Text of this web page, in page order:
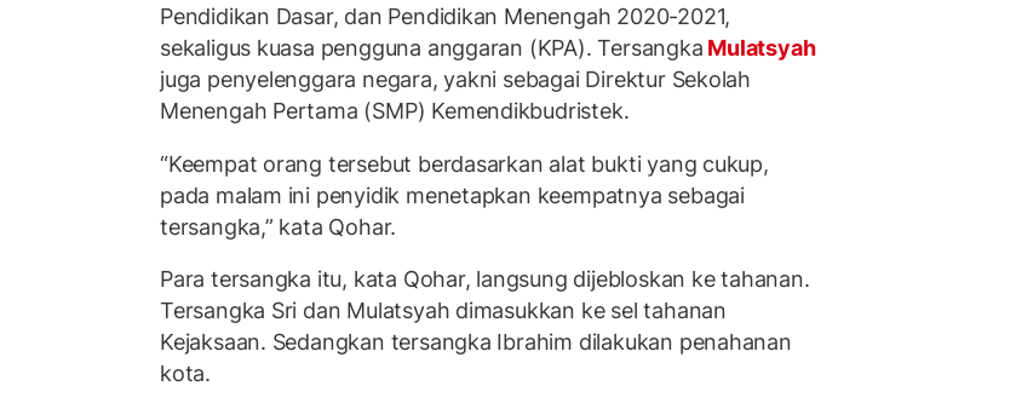
Pendidikan Dasar, dan Pendidikan Menengah 2020-2021,
sekaligus kuasa pengguna anggaran (KPA). Tersangka Mulatsyah
juga penyelenggara negara, yakni sebagai Direktur Sekolah
Menengah Pertama (SMP) Kemendikbudristek.
“Keempat orang tersebut berdasarkan alat bukti yang cukup,
pada malam ini penyidik menetapkan keempatnya sebagai
tersangka,” kata Qohar.
Para tersangka itu, kata Qohar, langsung dijebloskan ke tahanan.
Tersangka Sri dan Mulatsyah dimasukkan ke sel tahanan
Kejaksaan. Sedangkan tersangka Ibrahim dilakukan penahanan
kota.